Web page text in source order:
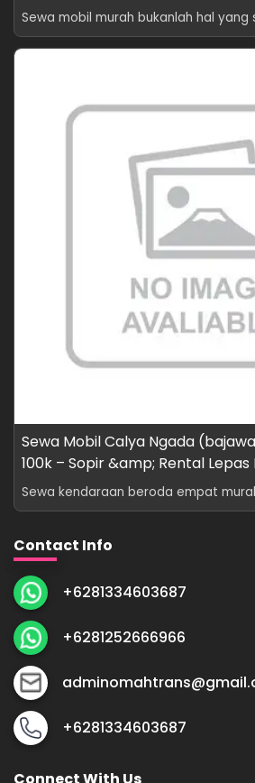
Sewa mobil murah bukanlah hal yang
Sewa Mobil Calya Ngada
100k – Sopir &amp; Rental Lepas
Sewa kendaraan beroda empat
Contact Info
+6281334603687
+6281252666966
+6281334603687
Connect With Us